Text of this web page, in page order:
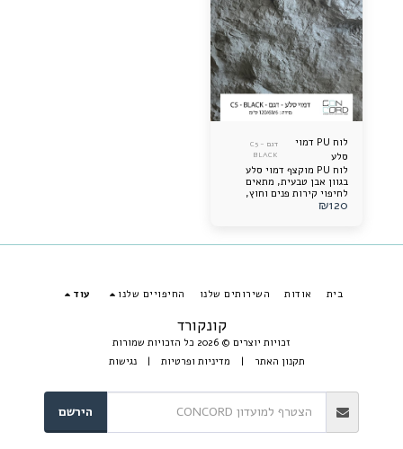
לוח PU דמוי
סלע
דגם C5 -
BLACK
לוח PU מוקצף דמוי סלע
בגוון אבן טבעית, מתאים
לחיפוי קירות פנים וחוץ,
עמיד, קל, מרשים במיוחד,
₪120
קונקורד
זכויות יוצרים © 2026 כל הזכויות שמורות
תקנון האתר | מדיניות ופרטיות | נגישות
בית אודות השירותים שלנו החיפויים שלנו עוד
הירשם